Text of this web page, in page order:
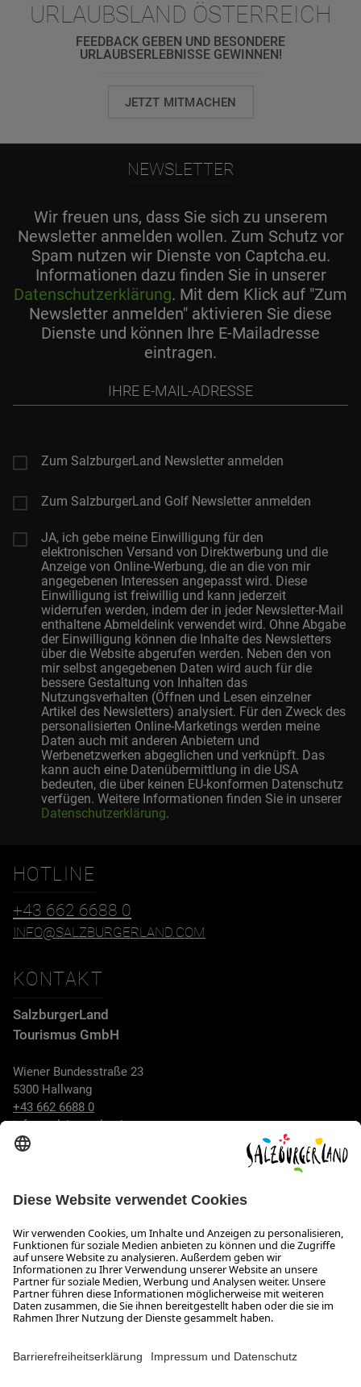
URLAUBSLAND ÖSTERREICH
FEEDBACK GEBEN UND BESONDERE
URLAUBSERLEBNISSE GEWINNEN!
JETZT MITMACHEN
NEWSLETTER
Wir freuen uns, dass Sie sich zu unserem
Newsletter anmelden wollen. Zum Schutz vor
Spam nutzen wir Dienste von Captcha.eu.
Informationen dazu finden Sie in unserer
Datenschutzerklärung. Mit dem Klick auf "Zum
Newsletter anmelden" aktivieren Sie diese
Dienste und können Ihre E-Mailadresse
eintragen.
Mail-
Zum SalzburgerLand Newsletter anmelden
Zum SalzburgerLand Golf Newsletter anmelden
JA, ich gebe meine Einwilligung für den
elektronischen Versand von Direktwerbung und die
Anzeige von Online-Werbung, die an die von mir
angegebenen Interessen angepasst wird. Diese
Einwilligung ist freiwillig und kann jederzeit
widerrufen werden, indem der in jeder Newsletter-Mail
enthaltene Abmeldelink verwendet wird. Ohne Abgabe
der Einwilligung können die Inhalte des Newsletters
über die Website abgerufen werden. Neben den von
mir selbst angegebenen Daten wird auch für die
bessere Gestaltung von Inhalten das
Nutzungsverhalten (Öffnen und Lesen einzelner
Artikel des Newsletters) analysiert. Für den Zweck des
personalisierten Online-Marketings werden meine
Daten auch mit anderen Anbietern und
Werbenetzwerken abgeglichen und verknüpft. Das
kann auch eine Datenübermittlung in die USA
bedeuten, die über keinen EU-konformen Datenschutz
verfügen. Weitere Informationen finden Sie in unserer
Datenschutzerklärung.
HOTLINE
+43 662 6688 0
INFO@SALZBURGERLAND.COM
KONTAKT
SalzburgerLand
Tourismus GmbH
Wiener Bundesstraße 23
5300 Hallwang
+43 662 6688 0
info@salzburgerland.com
Wir freuen uns auf Ihre Anfrage!
Gerne stehen wir Ihnen von Montag bis Donnerstag von 08:00
bis 17:30 Uhr und am Freitag von 08:00 bis 17:00 Uhr zur
Verfügung.
Das Unternehmen Jobs Meeting- und Kongresslocations